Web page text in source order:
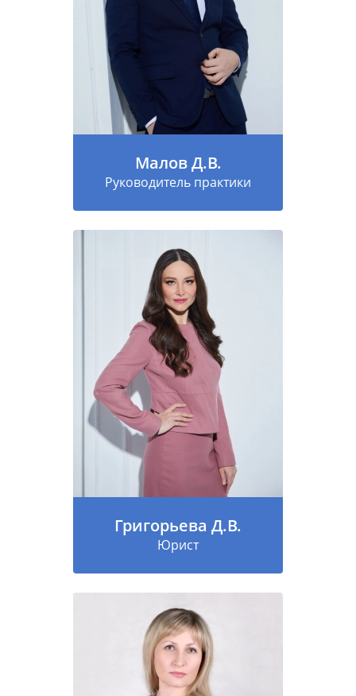
Малов Д.В.
Руководитель практики
Григорьева Д.В.
Юрист